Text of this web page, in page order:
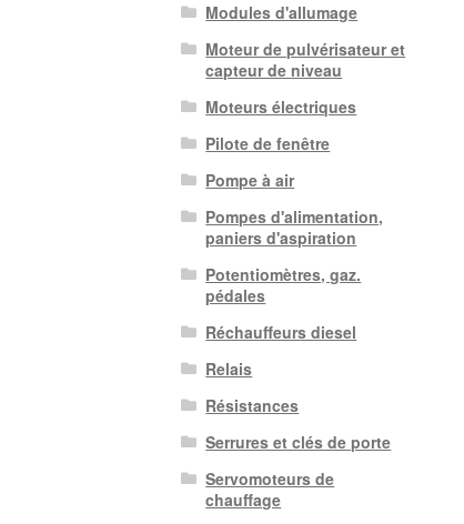
Modules d'allumage
Moteur de pulvérisateur et
capteur de niveau
Moteurs électriques
Pilote de fenêtre
Pompe à air
Pompes d'alimentation,
paniers d'aspiration
Potentiomètres, gaz.
pédales
Réchauffeurs diesel
Relais
Résistances
Serrures et clés de porte
Servomoteurs de
chauffage